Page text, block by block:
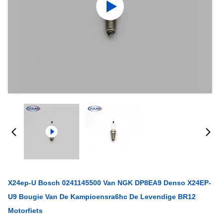
X24ep-U Bosch 0241145500 Van NGK DP8EA9 Denso X24EP-
U9 Bougie Van De Kampioensra6hc De Levendige BR12
Motorfiets